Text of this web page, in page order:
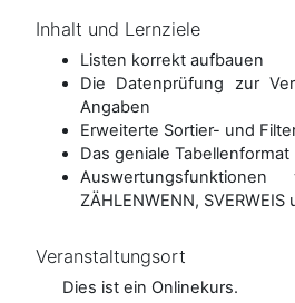
Inhalt und Lernziele
Listen korrekt aufbauen
Die Datenprüfung zur
Angaben
Erweiterte Sortier- und
Das geniale
Auswertungsfunktionen
ZÄHLENWENN, SVERWEIS
Veranstaltungsort
Dies ist ein Onlinekurs.